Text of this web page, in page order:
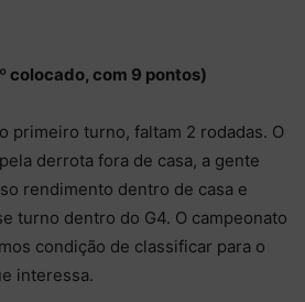
colocado, com 9 pontos)
primeiro turno, faltam 2 rodadas. O
derrota fora de casa, a gente
rendimento dentro de casa e
turno dentro do G4. O campeonato
condição de classificar para o
interessa.